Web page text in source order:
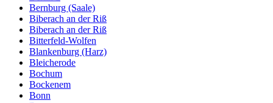
Bernburg (Saale)
Biberach an der Riß
Biberach an der Riß
Bitterfeld-Wolfen
Blankenburg (Harz)
Bleicherode
Bochum
Bockenem
Bonn